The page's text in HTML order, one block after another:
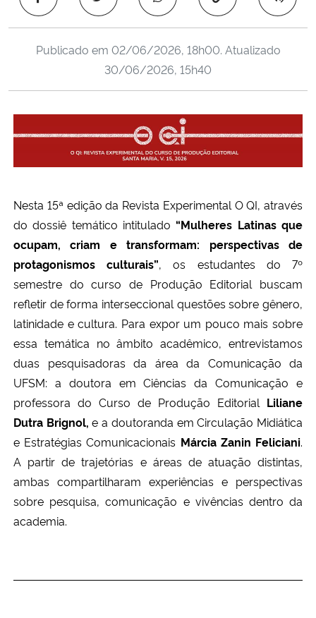
Ministério da Cidadania
Ministério da Saúde
Ministério da Ciência, Tecnologia, Inovações e Comunicações
Ministério do Turismo
Controladoria-Geral da União
Ministério da Mulher, da Família e dos Direitos Humanos
Secretaria-Geral
Secretaria de Governo
Gabinete de Segurança Institucional
Advocacia-Geral da União
Banco Central do Brasil
Publicado em 02/06/2026, 18h00. Atualizado
30/06/2026, 15h40
Nesta 15ª edição da Revista Experimental O QI, através
do dossiê temático intitulado“Mulheres Latinas que
ocupam, criam e transformam: perspectivas de
protagonismos culturais”, os estudantes do 7º
semestre do curso de Produção Editorial buscam
refletir de forma interseccional questões sobre gênero,
latinidade e cultura. Para expor um pouco mais sobre
essa temática no âmbito acadêmico, entrevistamos
duas pesquisadoras da área da Comunicação da
UFSM: a doutora em Ciências da Comunicação e
professora do Curso de Produção Editorial Liliane
Dutra Brignol, e a doutoranda em Circulação Midiática
e Estratégias Comunicacionais Márcia Zanin Feliciani.
A partir de trajetórias e áreas de atuação distintas,
ambas compartilharam experiências e perspectivas
sobre pesquisa, comunicação e vivências dentro da
academia.